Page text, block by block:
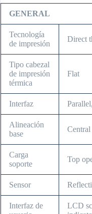
GENERAL
Tecnología
de impresión
Direct
Tipo cabezal
de impresión
térmica
Flat
Interfaz
Alineación
base
Central
Carga
soporte
Top
Sensor
Interfaz de
LCD